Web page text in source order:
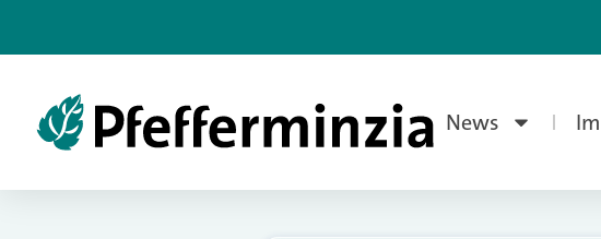
News